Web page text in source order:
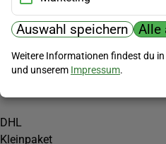
Zahlungsmöglichkeiten
PayPal
Vorkasse
Versand
DHL
Kleinpaket
Auswahl speichern Alle
Weitere Informationen findest du
und unserem Impressum.